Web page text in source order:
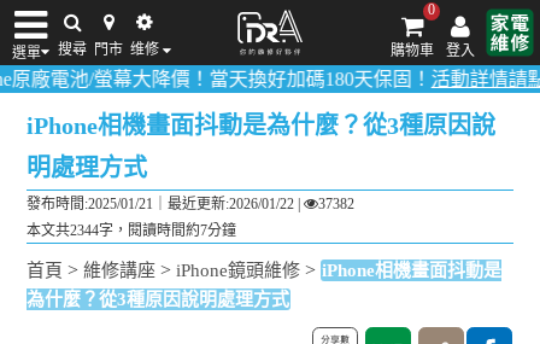
選單 搜尋 門市 维修 登入
0
購物車
iPhone維修/價格 筆電維修/價格 Android手機維修/價格 MacBook維修/價
大降價！當天換好加碼180天保固！活動詳情請點我！多數品
iPhone相機畫面抖動是為什麼？從3種原因說
明處理方式
發布時間:2025/01/21｜最近更新:2026/01/22 |
37382
本文共2344字，閱讀時間約7分鐘
首頁 >維修講座 >iPhone鏡頭維修 > iPhone相機畫面抖動是
為什麼？從3種原因說明處理方式